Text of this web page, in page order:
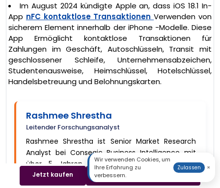
Im August 2024 kündigte Apple an, dass iOS 18.1 In-
App nFC kontaktlose TransaktionenVerwenden von
sicherem Element innerhalb der iPhone -Modelle. Diese
App Ermöglicht kontaktlose Transaktionen für
Zahlungen im Geschäft, Autoschlüsseln, Transit mit
geschlossener Schleife, Unternehmensabzeichen,
Studentenausweise, Heimschlüssel, Hotelschlüssel,
Handelsbetreuung und Belohnungskarten.
Rashmee Shrestha
Leitender Forschungsanalyst
Rashmee Shrestha ist Senior Market Research
Analyst bei Consegic Business Intelligence mit
über 5 Jahren Erfahrung in den Bereichen
Halbleiter und Elektronik, IKT und medizinische
Jetzt kaufen Beispiel herunterladen
Wir verwenden Cookies, um
Ihre Erfahrung zu
verbessern.
Zulassen ×